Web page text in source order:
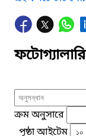
ফটোগ্যালারি
ক্রম অনুসারে
পৃষ্ঠা আইটেম